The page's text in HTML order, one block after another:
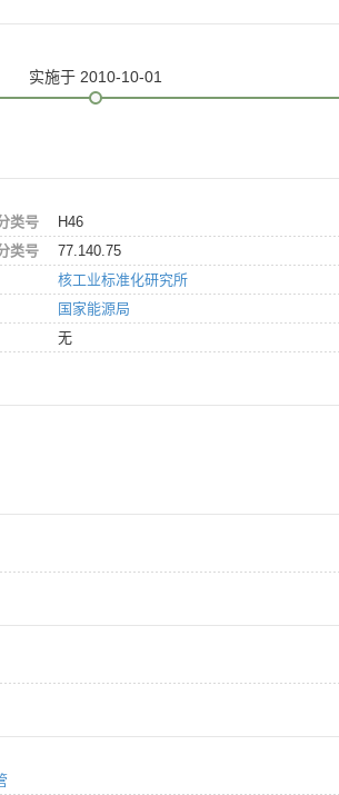
实施于 2010-10-01
类号
H46
类号
77.140.75
核工业标准化研究所
国家能源局
无